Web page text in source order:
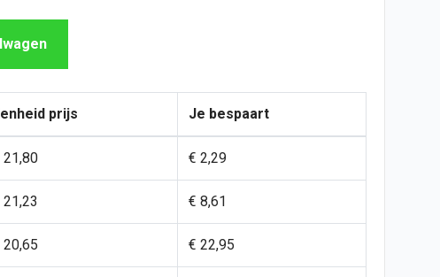
prijs Je bespaart
21,80 € 2,29
21,23 € 8,61
20,65 € 22,95